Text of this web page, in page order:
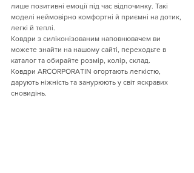
лише позитивні емоції під час відпочинку. Такі
моделі неймовірно комфортні й приємні на дотик,
легкі й теплі.
Ковдри з силіконізованим наповнювачем ви
можете знайти на нашому сайті, переходьте в
каталог та обирайте розмір, колір, склад.
Ковдри ARCORPORATIN огортають легкістю,
дарують ніжність та занурюють у світ яскравих
сновидінь.